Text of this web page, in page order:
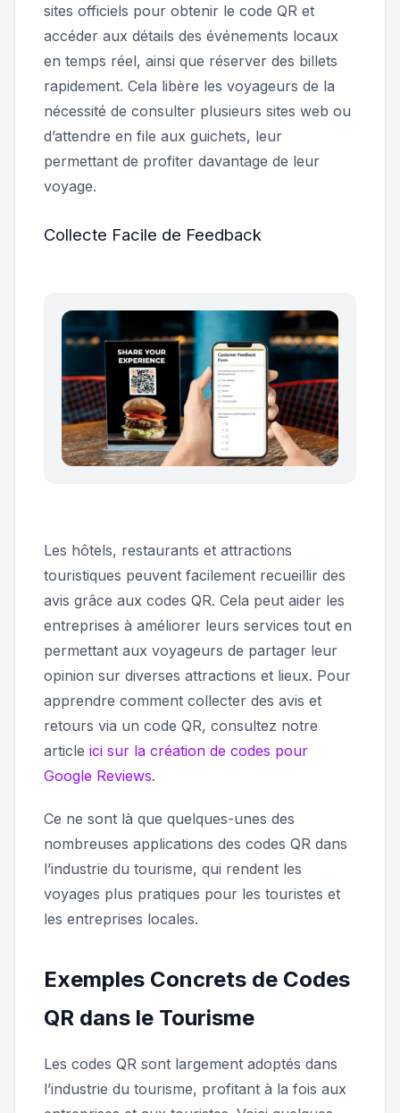
sites officiels pour obtenir le code QR et
accéder aux détails des événements locaux
en temps réel, ainsi que réserver des billets
rapidement. Cela libère les voyageurs de la
nécessité de consulter plusieurs sites web ou
d’attendre en file aux guichets, leur
permettant de profiter davantage de leur
voyage.
Collecte Facile de Feedback
Les hôtels, restaurants et attractions
touristiques peuvent facilement recueillir des
avis grâce aux codes QR. Cela peut aider les
entreprises à améliorer leurs services tout en
permettant aux voyageurs de partager leur
opinion sur diverses attractions et lieux. Pour
apprendre comment collecter des avis et
retours via un code QR, consultez notre
article ici sur la création de codes pour
Google Reviews.
Ce ne sont là que quelques-unes des
nombreuses applications des codes QR dans
l’industrie du tourisme, qui rendent les
voyages plus pratiques pour les touristes et
les entreprises locales.
Exemples Concrets de Codes
QR dans le Tourisme
Les codes QR sont largement adoptés dans
l’industrie du tourisme, profitant à la fois aux